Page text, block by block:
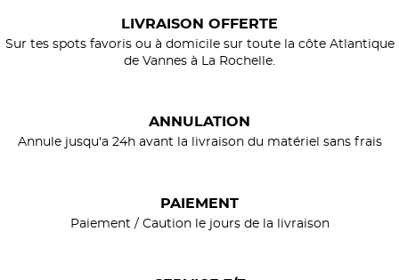
LIVRAISON OFFERTE
Sur tes spots favoris ou à domicile sur toute la côte Atlantique
de Vannes à La Rochelle.
ANNULATION
Annule jusqu'a 24h avant la livraison du matériel sans frais
PAIEMENT
Paiement / Caution le jours de la livraison